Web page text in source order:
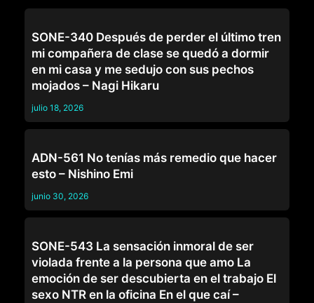
SONE-340 Después de perder el último tren
mi compañera de clase se quedó a dormir
en mi casa y me sedujo con sus pechos
mojados – Nagi Hikaru
julio 18, 2026
ADN-561 No tenías más remedio que hacer
esto – Nishino Emi
junio 30, 2026
SONE-543 La sensación inmoral de ser
violada frente a la persona que amo La
emoción de ser descubierta en el trabajo El
sexo NTR en la oficina En el que caí –